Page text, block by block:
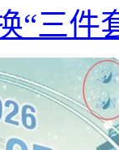
“三